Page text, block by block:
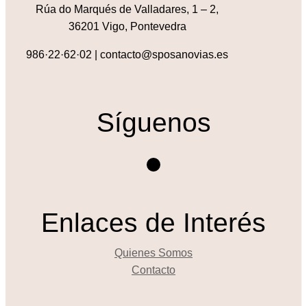
Rúa do Marqués de Valladares, 1 – 2,
36201 Vigo, Pontevedra
986·22·62·02 | contacto@sposanovias.es
Síguenos
Instagram
Enlaces de Interés
Quienes Somos
Contacto